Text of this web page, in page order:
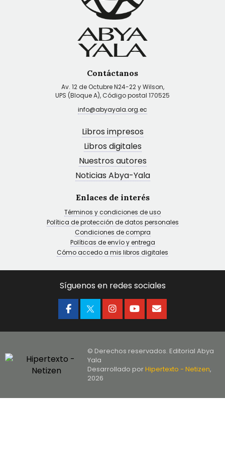
Contáctanos
Av. 12 de Octubre N24-22 y Wilson,
UPS (Bloque A), Código postal 170525
info@abyayala.org.ec
Libros impresos
Libros digitales
Nuestros autores
Noticias Abya-Yala
Enlaces de interés
Términos y condiciones de uso
Política de protección de datos personales
Condiciones de compra
Políticas de envío y entrega
Cómo accedo a mis libros digitales
Síguenos en redes sociales
© Derechos reservados. Editorial Abya
Yala
Desarrollado porHipertexto - Netizen,
2026